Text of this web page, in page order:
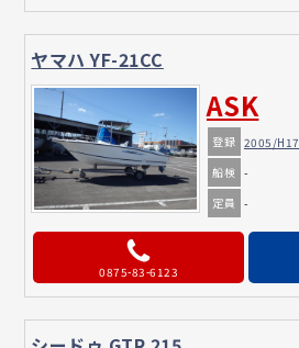
ヤマハ YF-21CC
ASK
登録 2005/H17
船検 -
定員 -
0875-83-6123